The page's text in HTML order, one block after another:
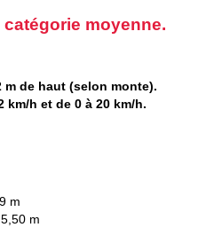
moyenne.
m de haut (selon monte).
h et de 0 à 20 km/h.
m
m